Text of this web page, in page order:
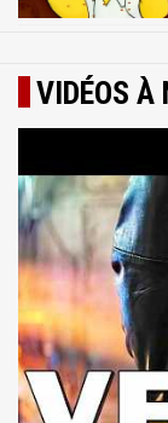
VIDÉOS À